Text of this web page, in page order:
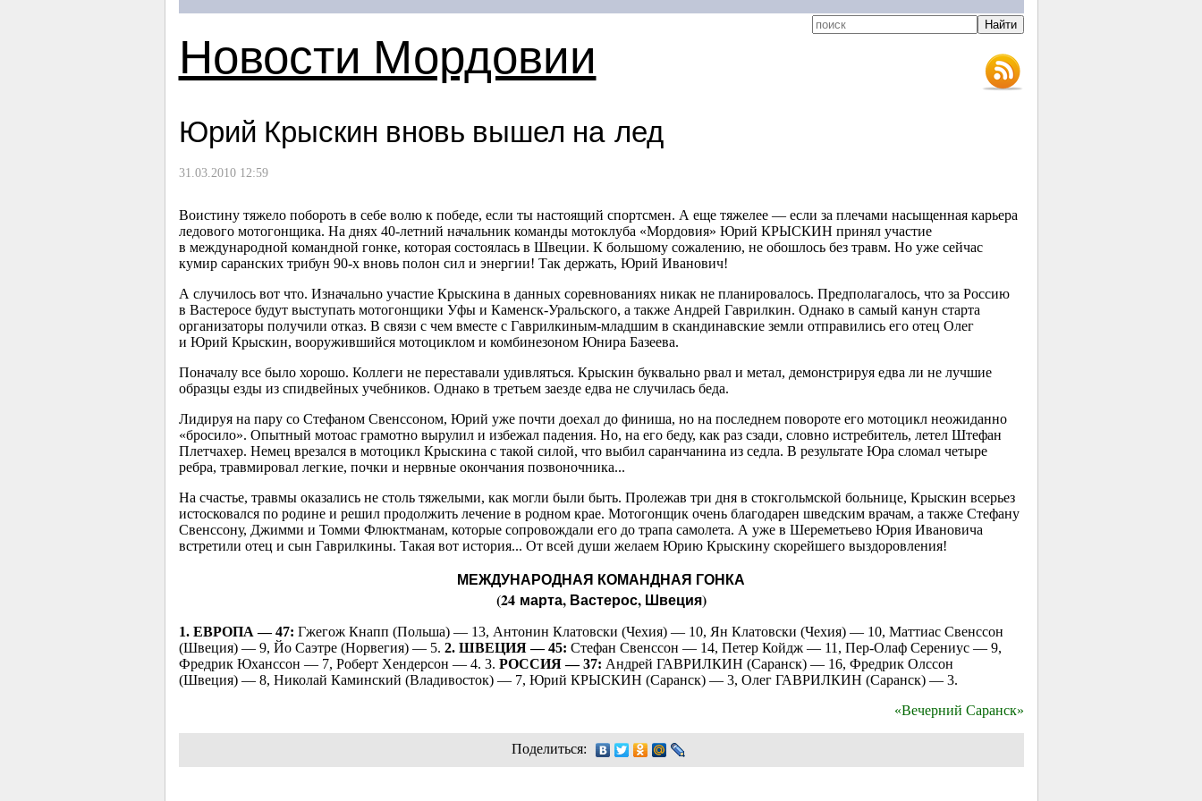
Новости Мордовии
Юрий Крыскин вновь вышел на лед
31.03.2010 12:59
Воистину тяжело побороть в себе волю к победе, если ты настоящий спортсмен. А еще тяжелее — если за плечами насыщенная карьера
ледового мотогонщика. На днях 40-летний начальник команды мотоклуба «Мордовия» Юрий КРЫСКИН принял участие
в международной командной гонке, которая состоялась в Швеции. К большому сожалению, не обошлось без травм. Но уже сейчас
кумир саранских трибун 90-хвновь полон сил и энергии! Так держать, Юрий Иванович!
А случилось вот что. Изначально участие Крыскина в данных соревнованиях никак не планировалось. Предполагалось, что за Россию
в Вастеросе будут выступать мотогонщики Уфы и Каменск-Уральского, а также Андрей Гаврилкин. Однако в самый канун старта
организаторы получили отказ. В связи с чем вместе с Гаврилкиным-младшим в скандинавские земли отправились его отец Олег
и Юрий Крыскин, вооружившийся мотоциклом и комбинезоном Юнира Базеева.
Поначалу все было хорошо. Коллеги не переставали удивляться. Крыскин буквально рвал и метал, демонстрируя едва ли не лучшие
образцы езды из спидвейных учебников. Однако в третьем заезде едва не случилась беда.
Лидируя на пару со Стефаном Свенссоном, Юрий уже почти доехал до финиша, но на последнем повороте его мотоцикл неожиданно
«бросило». Опытный мотоас грамотно вырулил и избежал падения. Но, на его беду, как раз сзади, словно истребитель, летел Штефан
Плетчахер. Немец врезался в мотоцикл Крыскина с такой силой, что выбил саранчанина из седла. В результате Юра сломал четыре
ребра, травмировал легкие, почки и нервные окончания позвоночника...
На счастье, травмы оказались не столь тяжелыми, как могли были быть. Пролежав три дня в стокгольмской больнице, Крыскин всерьез
истосковался по родине и решил продолжить лечение в родном крае. Мотогонщик очень благодарен шведским врачам, а также Стефану
Свенссону, Джимми и Томми Флюктманам, которые сопровождали его до трапа самолета. А уже в Шереметьево Юрия Ивановича
встретили отец и сын Гаврилкины. Такая вот история... От всей души желаем Юрию Крыскину скорейшего выздоровления!
МЕЖДУНАРОДНАЯ КОМАНДНАЯ ГОНКА
(24 марта, Вастерос, Швеция)
1. ЕВРОПА — 47: Гжегож Кнапп (Польша) — 13, Антонин Клатовски (Чехия) — 10, Ян Клатовски (Чехия) — 10, Маттиас Свенссон
(Швеция) — 9, Йо Саэтре (Норвегия) — 5. 2. ШВЕЦИЯ — 45: Стефан Свенссон — 14, Петер Койдж — 11, Пер-Олаф Серениус — 9,
Фредрик Юханссон — 7, Роберт Хендерсон — 4. 3. РОССИЯ — 37: Андрей ГАВРИЛКИН (Саранск) — 16, Фредрик Олссон
(Швеция) — 8, Николай Каминский (Владивосток) — 7, Юрий КРЫСКИН (Саранск) — 3, Олег ГАВРИЛКИН (Саранск) — 3.
«Вечерний Саранск»
Поделиться: